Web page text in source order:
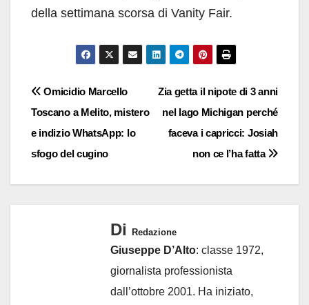
della settimana scorsa di Vanity Fair.
Navigazione
articoli
Zia getta il nipote di 3 anni
nel lago Michigan perché
faceva i capricci: Josiah
non ce l’ha fatta
Omicidio Marcello
Toscano a Melito, mistero
e indizio WhatsApp: lo
sfogo del cugino
Di Redazione
Giuseppe D’Alto: classe 1972,
giornalista professionista
dall’ottobre 2001. Ha iniziato,